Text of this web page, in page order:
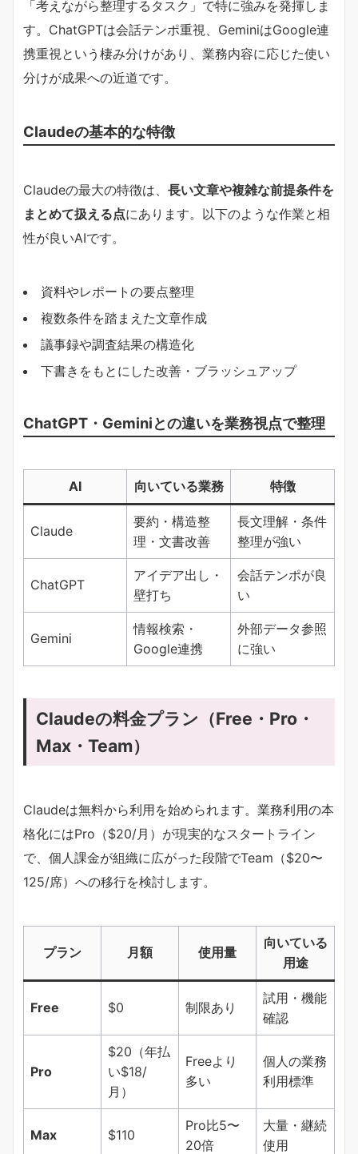
「考えながら整理するタスク」で特に強みを発揮しま
す。ChatGPTは会話テンポ重視、GeminiはGoogle連
携重視という棲み分けがあり、業務内容に応じた使い
分けが成果への近道です。
Claudeの基本的な特徴
Claudeの最大の特徴は、​ ​長い文章や複雑な前提条件を
まとめて扱える点​​にあります。以下のような作業と相
性が良いAIです。
資料やレポートの要点整理
複数条件を踏まえた文章作成
議事録や調査結果の構造化
下書きをもとにした改善・ブラッシュアップ
ChatGPT・Geminiとの違いを業務視点で整理
AI 向いている業務 特徴
Claude
要約・構造整
理・文書改善
長文理解・条件
整理が強い
ChatGPT
アイデア出し・
壁打ち
会話テンポが良
い
Gemini
情報検索・
Google連携
外部データ参照
に強い
Claudeの料金プラン（Free・Pro・
Max・Team）
Claudeは無料から利用を始められます。業務利用の本
格化にはPro（$20/月）が現実的なスタートライン
で、個人課金が組織に広がった段階でTeam（$20〜
125/席）への移行を検討します。
プラン 月額 使用量
向いている
用途
Free $0 制限あり
試用・機能
確認
Pro
$20（年払
い$18/
月）
Freeより
多い
個人の業務
利用標準
Max $110
Pro比5〜
20倍
大量・継続
使用